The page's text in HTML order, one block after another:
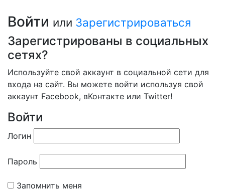
Войти или Зарегистрироваться
Зарегистрированы в социальных
сетях?
Используйте свой аккаунт в социальной сети для
входа на сайт. Вы можете войти используя свой
аккаунт Facebook, вКонтакте или Twitter!
Войти
Логин
Пароль
Запомнить меня